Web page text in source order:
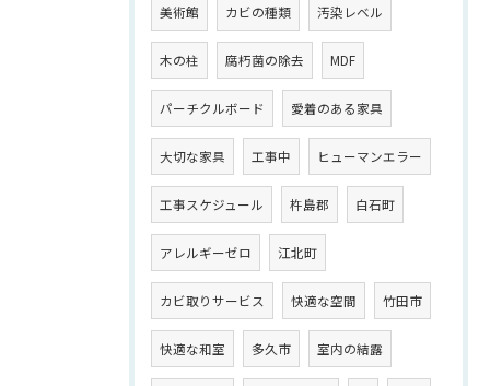
美術館 カビの種類 汚染レベル
木の柱 腐朽菌の除去 MDF
パーチクルボード 愛着のある家具
大切な家具 工事中 ヒューマンエラー
工事スケジュール 杵島郡 白石町
アレルギーゼロ 江北町
カビ取りサービス 快適な空間 竹田市
快適な和室 多久市 室内の結露